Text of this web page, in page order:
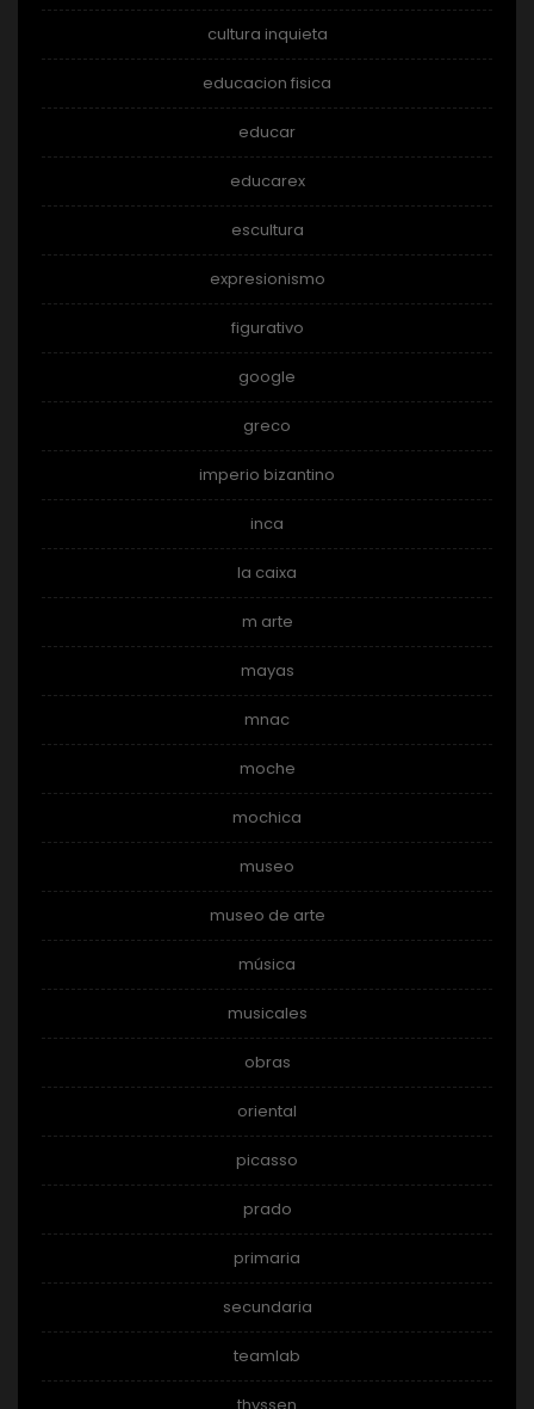
cultura inquieta
educacion fisica
educar
educarex
escultura
expresionismo
figurativo
google
greco
imperio bizantino
inca
la caixa
m arte
mayas
mnac
moche
mochica
museo
museo de arte
música
musicales
obras
oriental
picasso
prado
primaria
secundaria
teamlab